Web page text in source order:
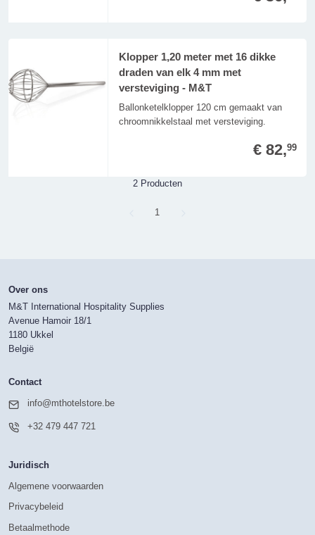
Klopper 1,20 meter met 16 dikke
draden van elk 4 mm met
versteviging - M&T
Ballonketelklopper 120 cm gemaakt van
chroomnikkelstaal met versteviging.
€ 82,99
2 Producten
Page
1
Over ons
M&T International Hospitality Supplies
Avenue Hamoir 18/1
1180 Ukkel
België
Contact
info@mthotelstore.be
+32 479 447 721
Juridisch
Algemene voorwaarden
Privacybeleid
Betaalmethode